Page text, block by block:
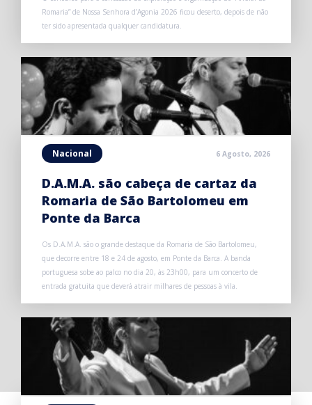
Romaria” de Nossa Senhora d’Agonia 2026 ficou deserto, depois de não
ter sido apresentada qualquer candidatura.
Nacional 6 Agosto, 2026
D.A.M.A. são cabeça de cartaz da
Romaria de São Bartolomeu em
Ponte da Barca
Os D.A.M.A. são o grande destaque da Romaria de São Bartolomeu,
que decorre entre 18 e 24 de agosto, em Ponte da Barca. A banda
portuguesa sobe ao palco no dia 20, às 23h00, para um concerto de
entrada gratuita que deverá atrair milhares de pessoas à vila.